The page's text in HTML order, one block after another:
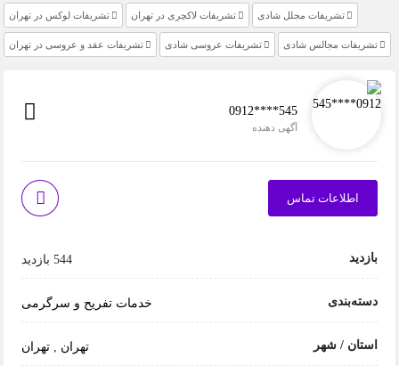
تشریفات مجلل شادی تشریفات لاکچری در تهران تشریفات لوکس در تهران
تشریفات مجالس شادی تشریفات عروسی شادی تشریفات عقد و عروسی در تهران
0912****545
آگهی دهنده
اطلاعات تماس
بازدید 544 بازدید
دسته‌بندی خدمات تفریح و سرگرمی
استان / شهر تهران تهران